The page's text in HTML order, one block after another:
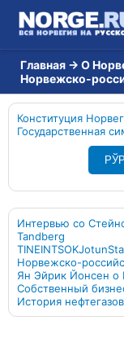
Главная → О
Норвежско-
Конституция
Государственная
Интервью со
Tandberg
TINEINTSOKJotun
Норвежско-
Ян Эйрик Йонсен o
Cобственный
История